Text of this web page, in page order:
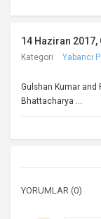
14 Haziran
Kategori Yabancı
Gulshan Kumar and
Bhattacharya ...
YORUMLAR (0)